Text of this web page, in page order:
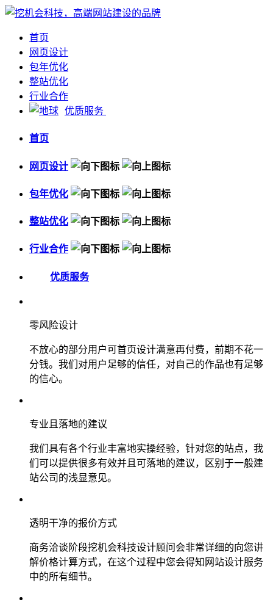
首页
网页设计
包年优化
整站优化
行业合作
优质服务
首页
网页设计
包年优化
整站优化
行业合作
优质服务
零风险设计
不放心的部分用户可首页设计满意再付费，前期不花一
分钱。我们对用户足够的信任，对自己的作品也有足够
的信心。
专业且落地的建议
我们具有各个行业丰富地实操经验，针对您的站点，我
们可以提供很多有效并且可落地的建议，区别于一般建
站公司的浅显意见。
透明干净的报价方式
商务洽谈阶段挖机会科技设计顾问会非常详细的向您讲
解价格计算方式，在这个过程中您会得知网站设计服务
中的所有细节。